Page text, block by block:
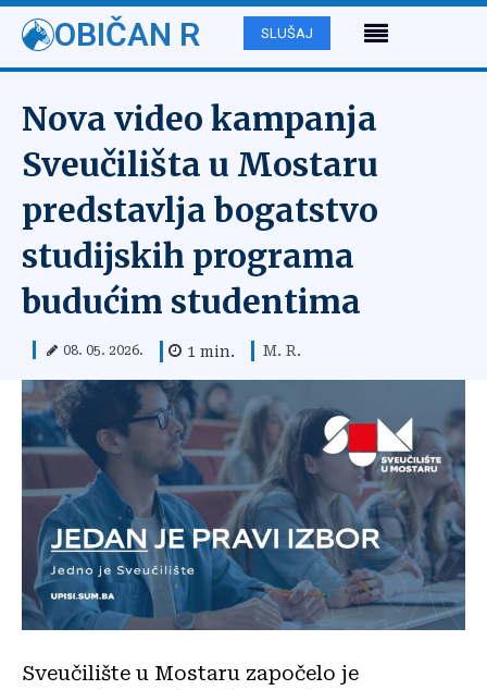
OBIČAN R SLUŠAJ
Nova video kampanja
Sveučilišta u Mostaru
predstavlja bogatstvo
studijskih programa
budućim studentima
08. 05. 2026. 1 min. M. R.
Sveučilište u Mostaru započelo je